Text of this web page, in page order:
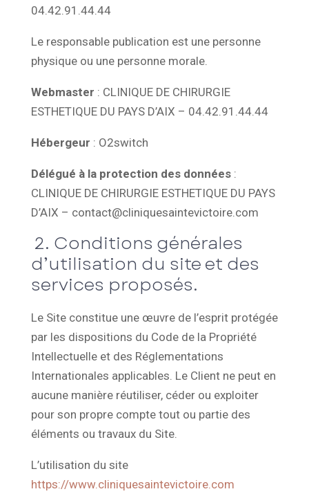
04.42.91.44.44
Le responsable publication est une personne
physique ou une personne morale.
Webmaster : CLINIQUE DE CHIRURGIE
ESTHETIQUE DU PAYS D’AIX – 04.42.91.44.44
Hébergeur : O2switch
Délégué à la protection des données:
CLINIQUE DE CHIRURGIE ESTHETIQUE DU PAYS
D’AIX – contact@cliniquesaintevictoire.com
2. Conditions générales
d’utilisation du site et des
services proposés.
Le Site constitue une œuvre de l’esprit protégée
par les dispositions du Code de la Propriété
Intellectuelle et des Réglementations
Internationales applicables. Le Client ne peut en
aucune manière réutiliser, céder ou exploiter
pour son propre compte tout ou partie des
éléments ou travaux du Site.
L’utilisation du site
https://www.cliniquesaintevictoire.com